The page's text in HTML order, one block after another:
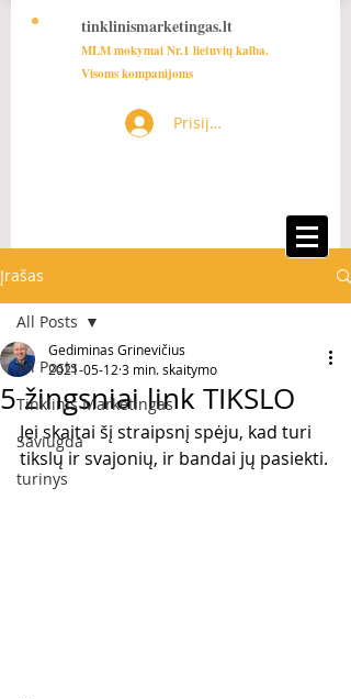
tinklinismarketingas.lt
MLM mokymai Nr.1 lietuvių kalba.
Visoms kompanijoms
Prisijungti
Įrašas
All Posts
Tinklinis Marketingas
Saviugda
turinys
All Posts
5 žingsniai link TIKSLO
Gediminas Grinevičius
2021-05-12 3 min. skaitymo
Jei skaitai šį straipsnį spėju, kad turi
tikslų ir svajonių, ir bandai jų pasiekti.